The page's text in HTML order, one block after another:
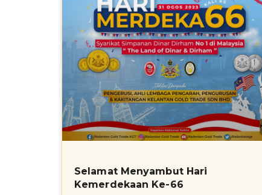
Selamat Menyambut Hari
Kemerdekaan Ke-66